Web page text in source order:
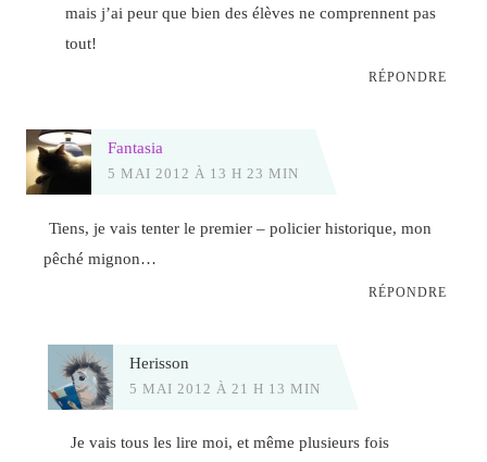
mais j’ai peur que bien des élèves ne comprennent pas
tout!
RÉPONDRE
Fantasia
5 MAI 2012 À 13 H 23 MIN
Tiens, je vais tenter le premier – policier historique, mon
pêché mignon…
RÉPONDRE
Herisson
5 MAI 2012 À 21 H 13 MIN
Je vais tous les lire moi, et même plusieurs fois